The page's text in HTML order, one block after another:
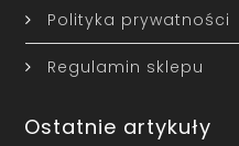
Polityka prywatności
Regulamin sklepu
Ostatnie artykuły